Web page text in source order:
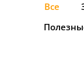
Все